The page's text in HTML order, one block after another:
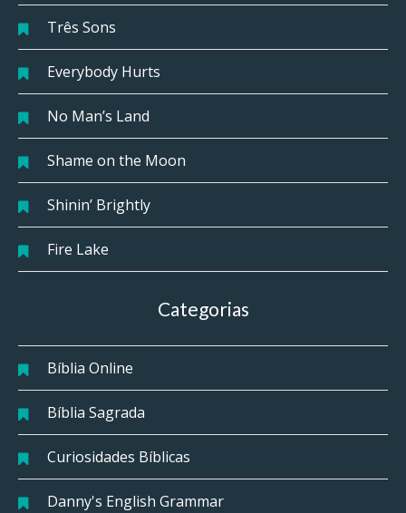
Três Sons
Everybody Hurts
No Man’s Land
Shame on the Moon
Shinin’ Brightly
Fire Lake
Categorias
Bíblia Online
Bíblia Sagrada
Curiosidades Bíblicas
Danny's English Grammar